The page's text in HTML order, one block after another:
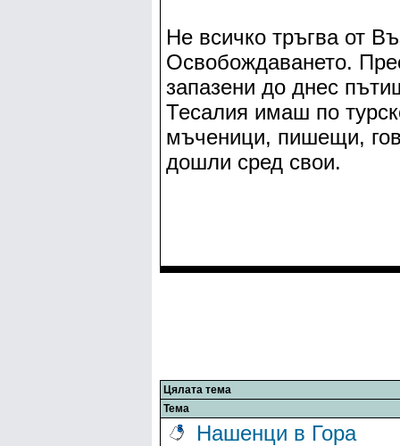
Не всичко тръгва от
Освобождаването.
запазени до днес
Тесалия имаш по
мъченици, пишещи,
дошли сред свои.
Цялата тема
Тема
Нашенци в Гора